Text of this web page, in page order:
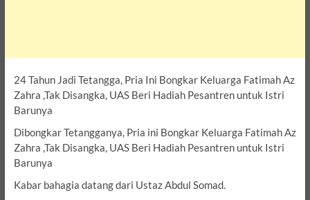
24 Tahun Jadi Tetangga, Pria Ini Bongkar Keluarga Fatimah Az
Zahra ,Tak Disangka, UAS Beri Hadiah Pesantren untuk Istri
Barunya
Dibongkar Tetangganya, Pria ini Bongkar Keluarga Fatimah Az
Zahra ,Tak Disangka, UAS Beri Hadiah Pesantren untuk Istri
Barunya
Kabar bahagia datang dari Ustaz Abdul Somad.